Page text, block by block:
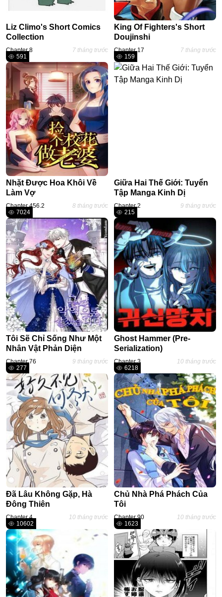
Liz Climo's Short Comics
Collection
Chapter 8 7 tháng trước
King Of Fighters's Short
Doujinshi
Chapter 17
7 tháng trước
591
Nhặt Được Hoa Khôi Về
Làm Vợ
Chapter 456.2 8 tháng trước
159
Giữa Hai Thế Giới: Tuyển
Tập Manga Kinh Dị
Chapter 2
9 tháng trước
7024
Tôi Sẽ Chỉ Sống Như Một
Nhân Vật Phản Diện
Chapter 76 9 tháng trước
215
Ghost Hammer (Pre-
Serialization)
Chapter 3
10 tháng trước
277
Đã Lâu Không Gặp, Hà
Đông Thiên
Chapter 4 10 tháng trước
6218
Chủ Nhà Phá Phách Của
Tôi
Chapter 90
10 tháng trước
10602
1623